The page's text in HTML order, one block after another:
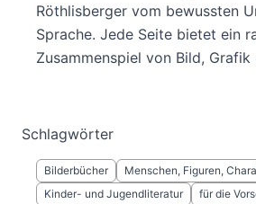
Röthlisberger vom bewussten
Sprache. Jede Seite bietet ein
Zusammenspiel von Bild, Grafik
Schlagwörter
Bilderbücher
Menschen, Figuren,
Kinder- und Jugendliteratur
für die